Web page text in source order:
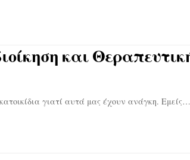
και
γιατί αυτά μας έχουν ανάγκη. Εμείς…